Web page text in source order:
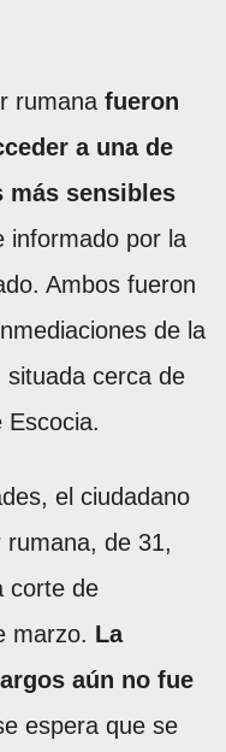
rumana fueron
a una de
más sensibles
informado por la
Ambos fueron
de la
situada cerca de
Escocia.
el ciudadano
de 31,
corte de
marzo. La
aún no fue
espera que se